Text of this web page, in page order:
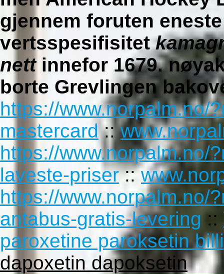
gjennem foruten
vertsspesifisitet
nettinnefor 1679.
borte Grevlingen
https://www.norpalm.no/
mastercard ::
https://www.norpalm.no/
laveste-priser::
https://www.norpalm.no/
antabus-gratis-levering ::
paroxetine paroksetin
dapoxetin dapoksetin